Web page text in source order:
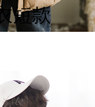
短款